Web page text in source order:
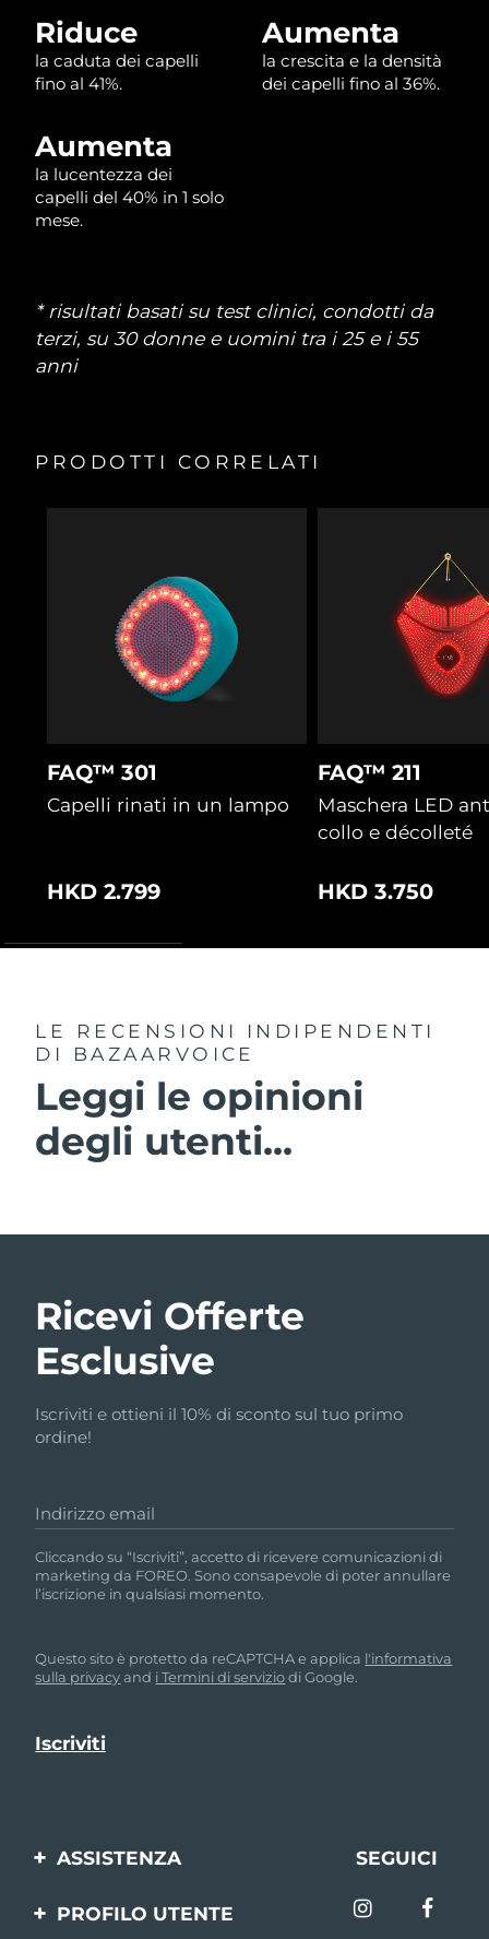
Riduce
la caduta dei capelli
fino al 41%.
Aumenta
la crescita e la densità
dei capelli fino al 36%.
Aumenta
la lucentezza dei
capelli del 40% in 1 solo
mese.
* risultati basati su test clinici, condotti da
terzi, su 30 donne e uomini tra i 25 e i 55
anni
PRODOTTI CORRELATI
FAQ™ 301
Capelli rinati in un lampo
HKD 2.799
FAQ™ 211
Maschera LED
collo e décolleté
HKD 3.750
LE RECENSIONI INDIPENDENTI
DI BAZAARVOICE
Leggi le opinioni
degli utenti...
Ricevi Offerte
Esclusive
Iscriviti e ottieni il 10% di sconto sul tuo primo
ordine!
Indirizzo email
Cliccando su “Iscriviti”, accetto di ricevere comunicazioni di
marketing da FOREO. Sono consapevole di poter annullare
l’iscrizione in qualsiasi momento.
Questo sito è protetto da reCAPTCHA e applica l'informativa
sulla privacyand i Termini di serviziodi Google.
ASSISTENZA
Contattaci
SEGUICI
PROFILO UTENTE